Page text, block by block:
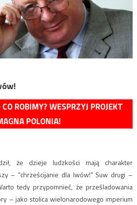
ROBIMY? WESPRZYJ PROJEKT
POLONIA!
że dzieje ludzkości mają charakter
– “chrześcijanie dla lwów!” Suw drugi –
tedy przypomnieć, że prześladowania
– jako stolica wielonarodowego imperium